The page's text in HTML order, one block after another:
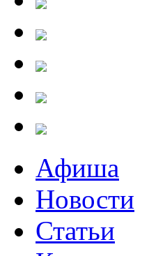
Афиша
Новости
Статьи